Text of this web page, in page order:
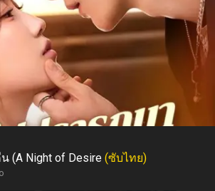
(A Night of Desire (ซับไทย)